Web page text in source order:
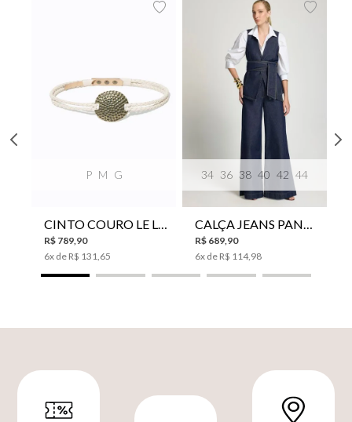
P M G
CINTO COURO LE LIS SUKI FEMININO
R$ 789,90
6x de R$ 131,65
34 36 38 40 42 44
CALÇA JEANS PANTA WIDE LE LIS ISIS FEMININA
R$ 689,90
6x de R$ 114,98